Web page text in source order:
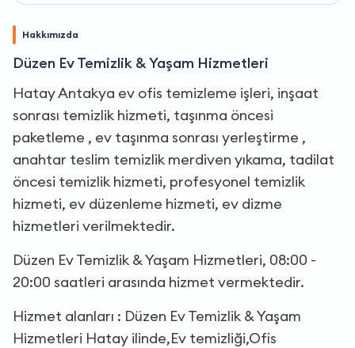
Hakkımızda
Düzen Ev Temizlik & Yaşam Hizmetleri
Hatay Antakya ev ofis temizleme işleri, inşaat
sonrası temizlik hizmeti, taşınma öncesi
paketleme , ev taşınma sonrası yerleştirme ,
anahtar teslim temizlik merdiven yıkama, tadilat
öncesi temizlik hizmeti, profesyonel temizlik
hizmeti, ev düzenleme hizmeti, ev dizme
hizmetleri verilmektedir.
Düzen Ev Temizlik & Yaşam Hizmetleri, 08:00 -
20:00 saatleri arasında hizmet vermektedir.
Hizmet alanları : Düzen Ev Temizlik & Yaşam
Hizmetleri Hatay ilinde,Ev temizliği,Ofis